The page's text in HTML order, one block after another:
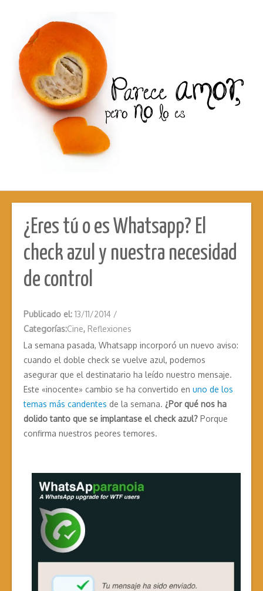
¿Eres tú o es Whatsapp? El
check azul y nuestra necesidad
de control
Publicado el: 13/11/2014 /
Categorías:Cine, Reflexiones
La semana pasada, Whatsapp incorporó un nuevo aviso:
cuando el doble check se vuelve azul, podemos
asegurar que el destinatario ha leído nuestro mensaje.
Este «inocente» cambio se ha convertido en uno de los
temas más candentes de la semana. ¿Por qué nos ha
dolido tanto que se implantase el check azul? Porque
confirma nuestros peores temores.